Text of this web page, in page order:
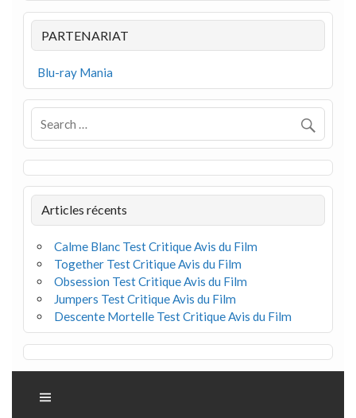
PARTENARIAT
Blu-ray Mania
Articles récents
Calme Blanc Test Critique Avis du Film
Together Test Critique Avis du Film
Obsession Test Critique Avis du Film
Jumpers Test Critique Avis du Film
Descente Mortelle Test Critique Avis du Film